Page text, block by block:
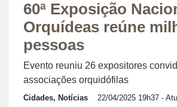
60ª Exposição
Orquídeas reúne
pessoas
Evento reuniu 26 expositores
associações orquidófilas
Cidades, Notícias 22/04/2025 19h37 -